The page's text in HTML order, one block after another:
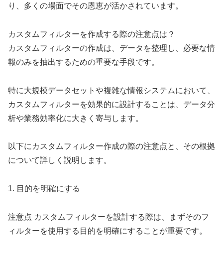
り、多くの場面でその恩恵が活かされています。
カスタムフィルターを作成する際の注意点は？
カスタムフィルターの作成は、データを整理し、必要な情
報のみを抽出するための重要な手段です。
特に大規模データセットや複雑な情報システムにおいて、
カスタムフィルターを効果的に設計することは、データ分
析や業務効率化に大きく寄与します。
以下にカスタムフィルター作成の際の注意点と、その根拠
について詳しく説明します。
1. 目的を明確にする
注意点 カスタムフィルターを設計する際は、まずそのフ
ィルターを使用する目的を明確にすることが重要です。